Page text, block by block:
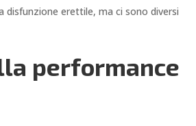
erettile, ma ci sono diversi
performance